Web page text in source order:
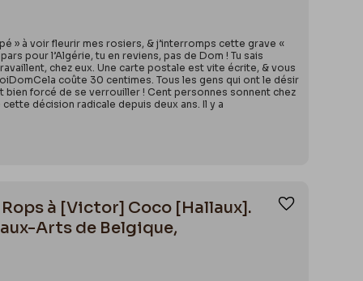
2014, p. 21-24.
», Carpiaux Véronique & Comar
l'exposition, 19 octobre 2024 au 9 mars
» à voir fleurir mes rosiers, & j’interromps cette grave «
pour l’Algérie, tu en reviens, pas de Dom ! Tu sais
chez eux. Une carte postale est vite écrite, & vous
coûte 30 centimes. Tous les gens qui ont le désir
bien forcé de se verrouiller ! Cent personnes sonnent chez
décision radicale depuis deux ans. Il y a
à [Victor] Coco [Hallaux].
Arts de Belgique,
Ajouter